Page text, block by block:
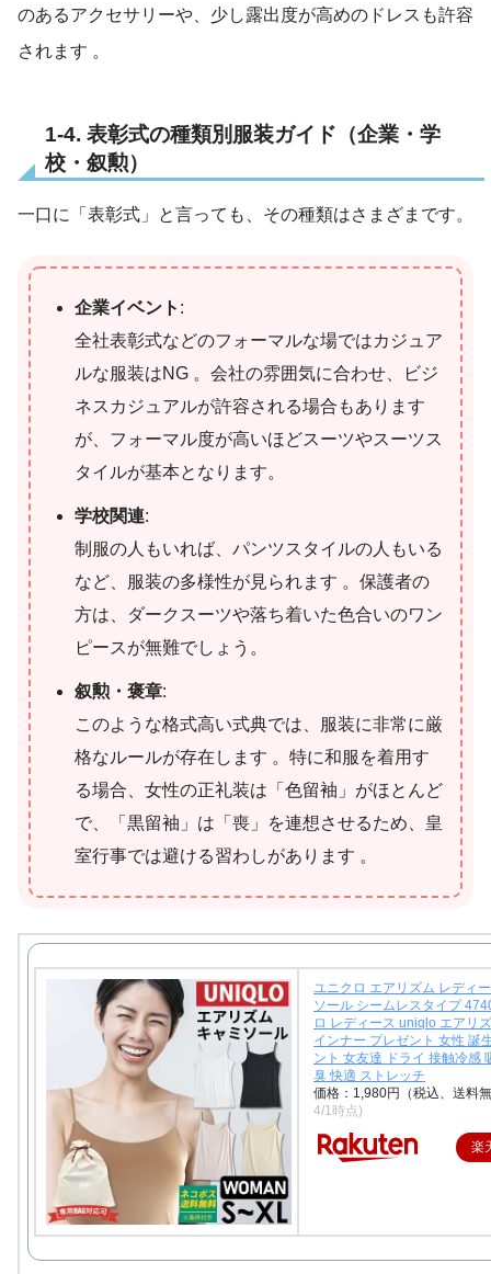
のあるアクセサリーや、少し露出度が高めのドレスも許容
されます 。
1-4. 表彰式の種類別服装ガイド（企業・学
校・叙勲）
一口に「表彰式」と言っても、その種類はさまざまです。
企業イベント :
全社表彰式などのフォーマルな場ではカジュア
ルな服装はNG 。会社の雰囲気に合わせ、ビジ
ネスカジュアルが許容される場合もあります
が、フォーマル度が高いほどスーツやスーツス
タイルが基本となります。
学校関連:
制服の人もいれば、パンツスタイルの人もいる
など、服装の多様性が見られます 。保護者の
方は、ダークスーツや落ち着いた色合いのワン
ピースが無難でしょう。
叙勲・褒章:
このような格式高い式典では、服装に非常に厳
格なルールが存在します 。特に和服を着用す
る場合、女性の正礼装は「色留袖」がほとんど
で、「黒留袖」は「喪」を連想させるため、皇
室行事では避ける習わしがあります 。
ユニクロ エアリズム レディ
ソール シームレスタイプ
ロ レディース uniqlo エアリ
インナー プレゼント 女性 誕
ント 女友達 ドライ 接触冷感
臭 快適 ストレッチ
価格：1,980円（税込、送料
4/1時点)
楽